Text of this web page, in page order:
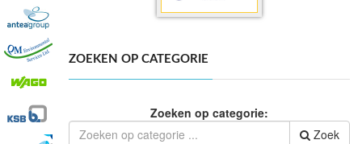
ZOEKEN OP CATEGORIE
Zoeken op categorie:
Zoek